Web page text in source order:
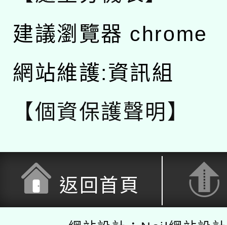
建議瀏覽器 chrome
網站維護:資訊組
【個資保護聲明】
返回首頁